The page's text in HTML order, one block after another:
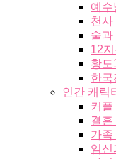
예수
천사
술과
12
황도
한국
인간 캐릭
커플
결혼
가족
임신